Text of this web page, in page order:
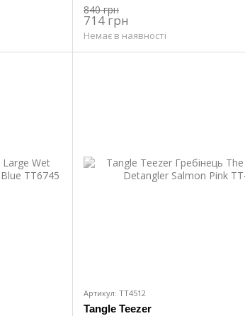
840 грн
714 грн
Немає в наявності
Артикул: TT4512
Tangle Teezer